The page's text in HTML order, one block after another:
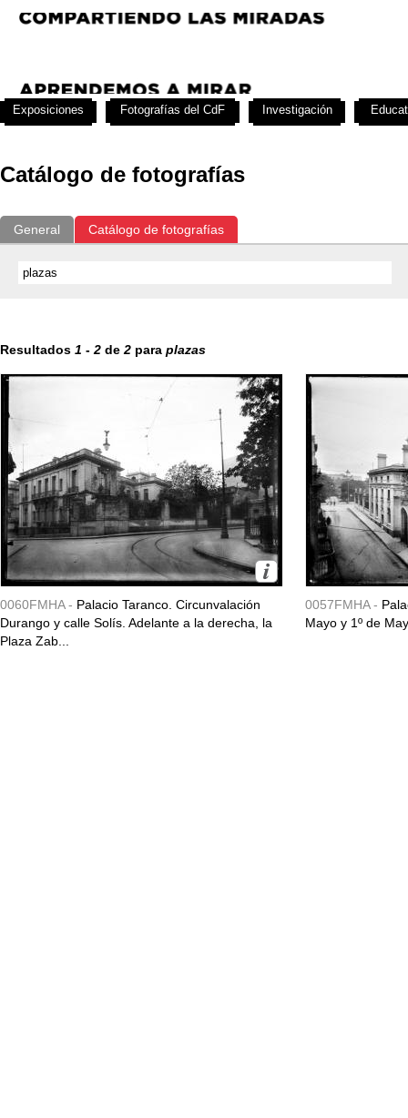
Catálogo de fotografías
General Catálogo de fotografías
Resultados 1 - 2 de 2 para plazas
0060FMHA - Palacio Taranco. Circunvalación
Durango y calle Solís. Adelante a la derecha, la
Plaza Zab...
0057FMHA -
Mayo y 1º de
Exposiciones Fotografías del CdF Investigación